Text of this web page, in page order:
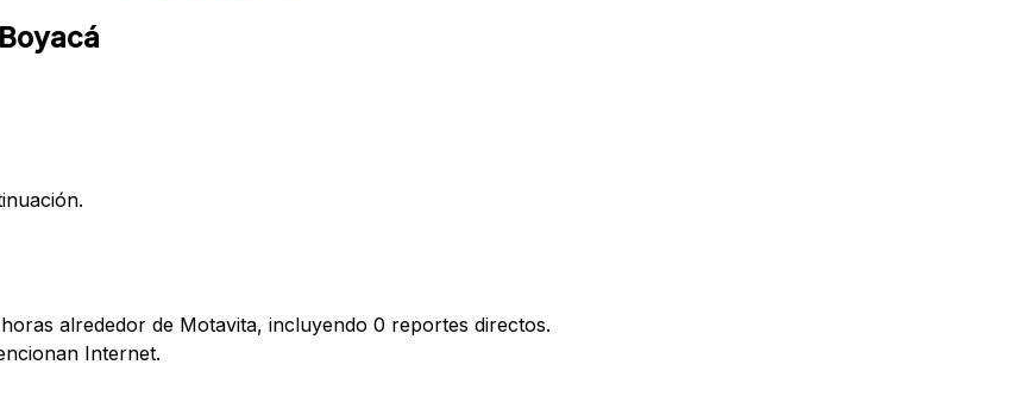
alrededor de Motavita, incluyendo 0 reportes directos.
Internet.